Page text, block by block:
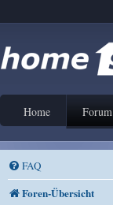
Home Forum
FAQ
Foren-Übersicht